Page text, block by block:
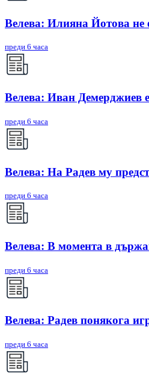
Велева: Илияна Йотова не
преди 6 часа
Велева: Иван Демерджиев
преди 6 часа
Велева: На Радев му
преди 6 часа
Велева: В момента в
преди 6 часа
Велева: Радев понякога
преди 6 часа